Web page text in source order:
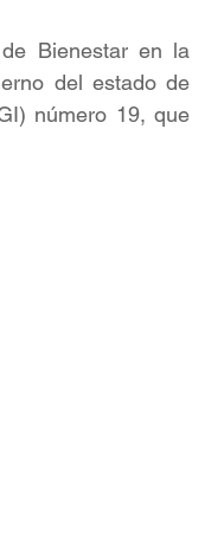
Bienestar en la
del estado de
número 19, que